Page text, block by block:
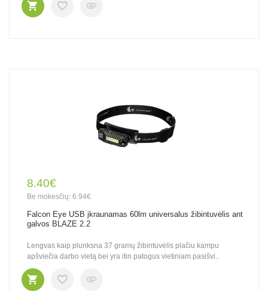
8.40€
Be mokesčių: 6.94€
Falcon Eye USB įkraunamas 60lm universalus žibintuvėlis ant
galvos BLAZE 2.2
Lengvas kaip plunksna 37 gramų žibintuvėlis plačiu kampu
apšviečia darbo vietą bei yra itin patogus vietiniam pasišvi..